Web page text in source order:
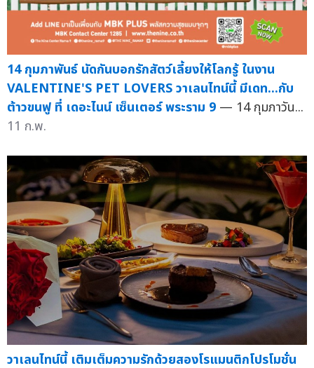
14 กุมภาพันธ์ นัดกันบอกรักสัตว์เลี้ยงให้โลกรู้ ในงาน
VALENTINE'S PET LOVERS วาเลนไทน์นี้ มีเดท...กับ
ต้าวขนฟู ที่ เดอะไนน์ เซ็นเตอร์ พระราม 9 — 14 กุมภาวัน...
11 ก.พ.
วาเลนไทน์นี้ เติมเต็มความรักด้วยสองโรแมนติกโปรโมชั่น